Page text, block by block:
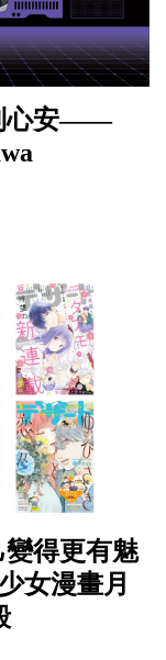
心安——
變得更有魅
女漫畫月